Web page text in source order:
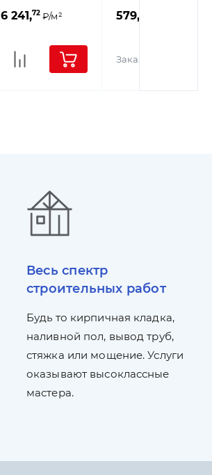
6 241,72₽/м² 579,
Заказ в 1 клик
Весь спектр
строительных работ
Будь то кирпичная кладка,
наливной пол, вывод труб,
стяжка или мощение. Услуги
оказывают высоклассные
мастера.